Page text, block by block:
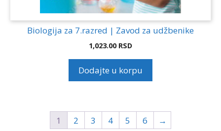
Biologija za 7.razred | Zavod za udžbenike
1,023.00 RSD
Dodajte u korpu
1 2 3 4 5 6 →